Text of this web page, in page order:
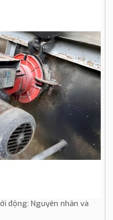
động: Nguyên nhân và